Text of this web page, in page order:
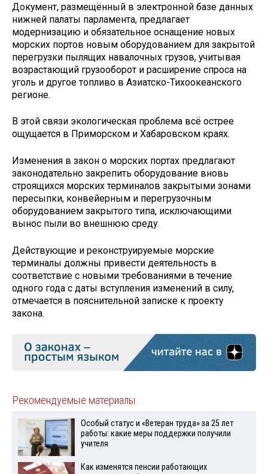
Документ, размещённый в электронной базе данных
нижней палаты парламента, предлагает
модернизацию и обязательное оснащение новых
морских портов новым оборудованием для закрытой
перегрузки пылящих навалочных грузов, учитывая
возрастающий грузооборот и расширение спроса на
уголь и другое топливо в Азиатско-Тихоокеанского
регионе.
В этой связи экологическая проблема всё острее
ощущается в Приморском и Хабаровском краях.
Изменения в закон о морских портах предлагают
законодательно закрепить оборудование вновь
строящихся морских терминалов закрытыми зонами
пересыпки, конвейерным и перегрузочным
оборудованием закрытого типа, исключающими
вынос пыли во внешнюю среду.
Действующие и реконструируемые морские
терминалы должны привести деятельность в
соответствие с новыми требованиями в течение
одного года с даты вступления изменений в силу,
отмечается в пояснительной записке к проекту
закона.
Рекомендуемые материалы
Особый статус и «Ветеран труда» за 25 лет
работы: какие меры поддержки получили
учителя
Как изменятся пенсии работающих